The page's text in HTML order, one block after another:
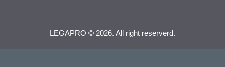
LEGAPRO © 2026. All right reserverd.